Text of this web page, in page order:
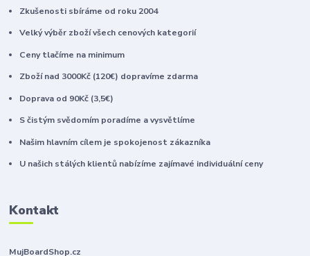
Zkušenosti sbíráme od roku 2004
Velký výběr zboží všech cenových kategorií
Ceny tlačíme na minimum
Zboží nad 3000Kč (120€) dopravíme zdarma
Doprava od 90Kč (3,5€)
S čistým svědomím poradíme a vysvětlíme
Našim hlavním cílem je spokojenost zákazníka
U našich stálých klientů nabízíme zajímavé individuální ceny
Kontakt
MujBoardShop.cz